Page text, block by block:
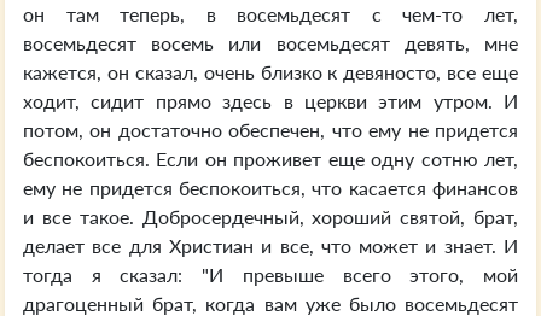
он там теперь, в восемьдесят с чем-то лет,
восемьдесят восемь или восемьдесят девять, мне
кажется, он сказал, очень близко к девяносто, все еще
ходит, сидит прямо здесь в церкви этим утром. И
потом, он достаточно обеспечен, что ему не придется
беспокоиться. Если он проживет еще одну сотню лет,
ему не придется беспокоиться, что касается финансов
и все такое. Добросердечный, хороший святой, брат,
делает все для Христиан и все, что может и знает. И
тогда я сказал: "И превыше всего этого, мой
драгоценный брат, когда вам уже было восемьдесят